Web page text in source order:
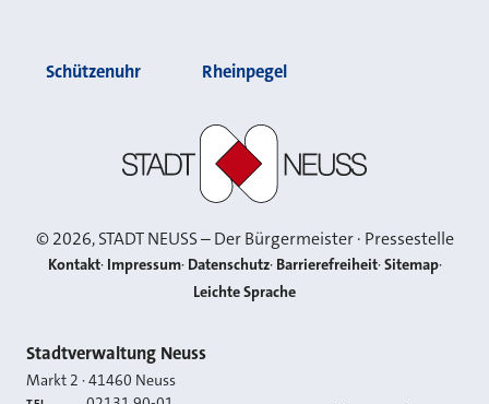
Schützenuhr Rheinpegel
©2026, STADT NEUSS – Der Bürgermeister · Pressestelle
Kontakt Impressum Datenschutz Barrierefreiheit Sitemap
Leichte Sprache
Kontakt
Stadtverwaltung Neuss
Markt 2 ·41460 Neuss